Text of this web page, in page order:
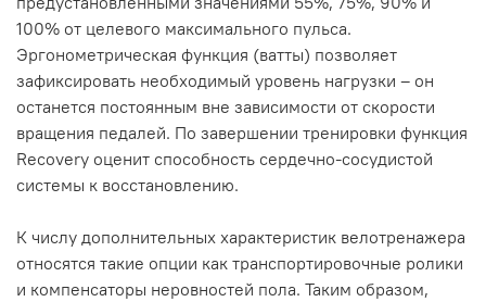
100% от целевого максимального пульса.
Эргонометрическая функция (ватты) позволяет
зафиксировать необходимый уровень нагрузки – он
останется постоянным вне зависимости от скорости
вращения педалей. По завершении тренировки функция
Recovery оценит способность сердечно-сосудистой
системы к восстановлению.
К числу дополнительных характеристик велотренажера
относятся такие опции как транспортировочные ролики
и компенсаторы неровностей пола. Таким образом,